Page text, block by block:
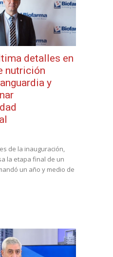
detalles en
nutrición
y
de la inauguración,
la etapa final de un
un año y medio de